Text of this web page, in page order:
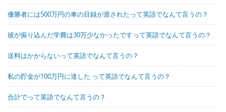
優勝者には500万円の車の目録が渡されたって英語でなんて言うの？
彼が振り込んだ学費は30万少なかったですって英語でなんて言うの？
送料はかからないって英語でなんて言うの？
私の貯金が100万円に達した って英語でなんて言うの？
合計でって英語でなんて言うの？